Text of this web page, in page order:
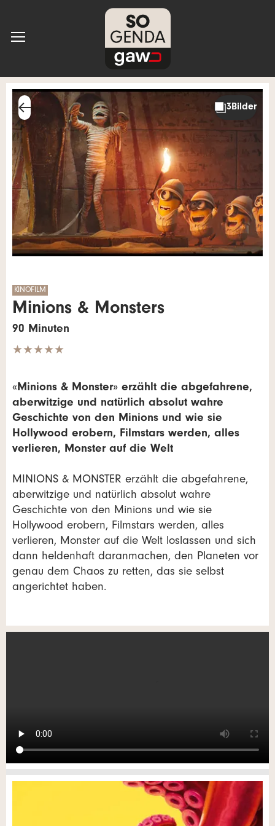
KINOFILM
Minions & Monsters
90 Minuten
★★★★★
«Minions & Monster» erzählt die abgefahrene,
aberwitzige und natürlich absolut wahre
Geschichte von den Minions und wie sie
Hollywood erobern, Filmstars werden, alles
verlieren, Monster auf die Welt
MINIONS & MONSTER erzählt die abgefahrene,
aberwitzige und natürlich absolut wahre
Geschichte von den Minions und wie sie
Hollywood erobern, Filmstars werden, alles
verlieren, Monster auf die Welt loslassen und sich
dann heldenhaft daranmachen, den Planeten vor
genau dem Chaos zu retten, das sie selbst
angerichtet haben.
Anzeige beanstanden
Anzeige weiterempfehlen